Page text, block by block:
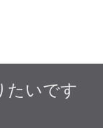
たいです